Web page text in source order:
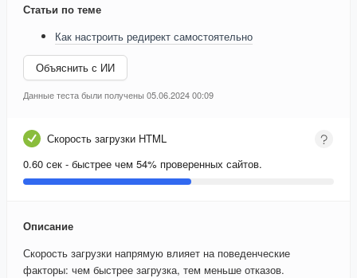
Статьи по теме
Как настроить редирект самостоятельно
Объяснить с ИИ
Данные теста были получены 05.06.2024 00:09
Скорость загрузки HTML
0.60 сек - быстрее чем 54% проверенных сайтов.
Описание
Скорость загрузки напрямую влияет на поведенческие
факторы: чем быстрее загрузка, тем меньше отказов.